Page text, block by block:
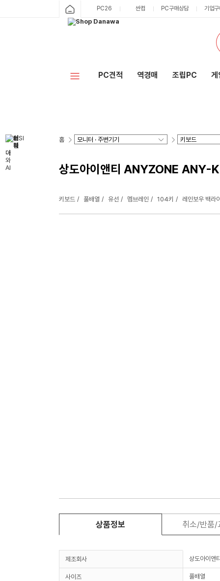
PC26 싼컴 PC구매상담 기업
PC견적 역경매 조립PC 게
홈
상도아이앤티 ANYZONE ANY-
키보드 풀배열 유선 멤브레인 104키 레인보우 백라
상품정보 취소/반품/
제조회사 상도아이앤
사이즈 풀배열